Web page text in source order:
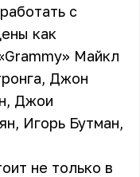
с
как
Майкл
Джон
Джои
Игорь Бутман,
не только в